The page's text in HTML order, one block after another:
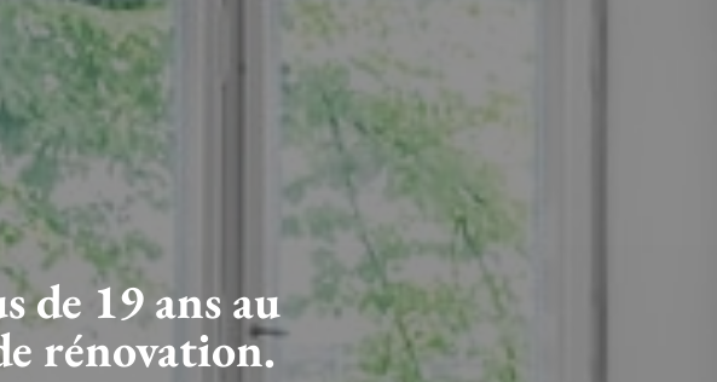
de 19 ans au
rénovation.